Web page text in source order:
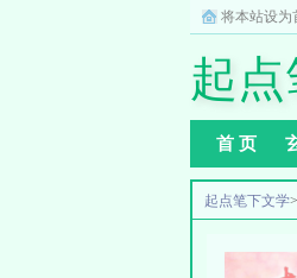
将本站设为
起
首 页
起点笔下文学>